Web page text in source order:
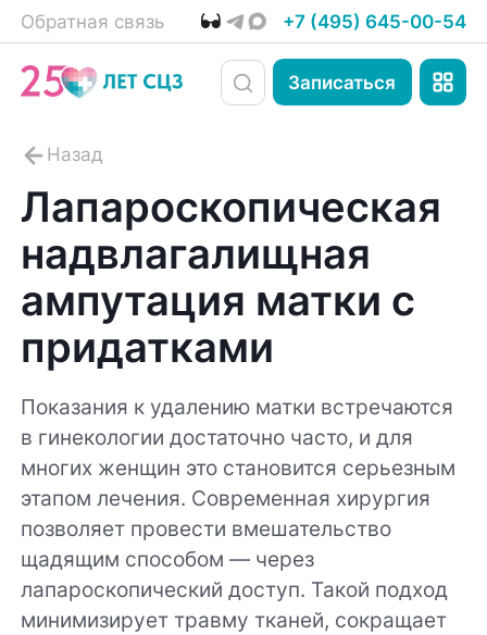
Обратная связь +7 (495) 645-00-54
Записаться
Лапароскопическая
надвлагалищная
ампутация матки с
придатками
Показания к удалению матки встречаются
в гинекологии достаточно часто, и для
многих женщин это становится серьезным
этапом лечения. Современная хирургия
позволяет провести вмешательство
щадящим способом — через
лапароскопический доступ. Такой подход
минимизирует травму тканей, сокращает